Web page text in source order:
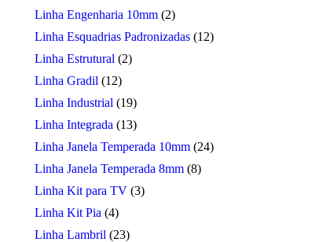
Linha Engenharia 10mm (2)
Linha Esquadrias Padronizadas (12)
Linha Estrutural (2)
Linha Gradil (12)
Linha Industrial (19)
Linha Integrada (13)
Linha Janela Temperada 10mm (24)
Linha Janela Temperada 8mm (8)
Linha Kit para TV (3)
Linha Kit Pia (4)
Linha Lambril (23)